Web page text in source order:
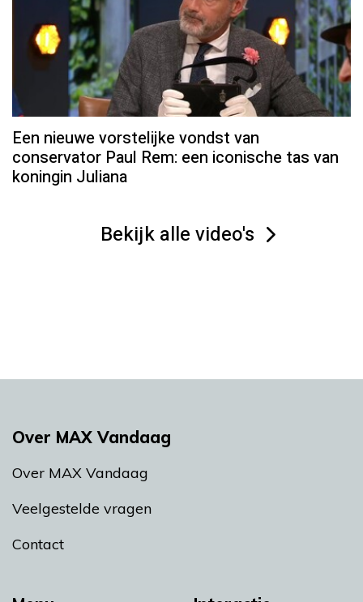
Een nieuwe vorstelijke vondst van
conservator Paul Rem: een iconische tas van
koningin Juliana
Bekijk alle video's
Over MAX Vandaag
Over MAX Vandaag
Veelgestelde vragen
Contact